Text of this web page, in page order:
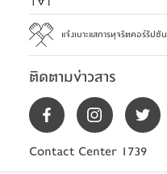
แจ้งเบาะแสการทุจริตคอร์รัปชัน
ติดตามข่าวสาร
Contact Center 1739